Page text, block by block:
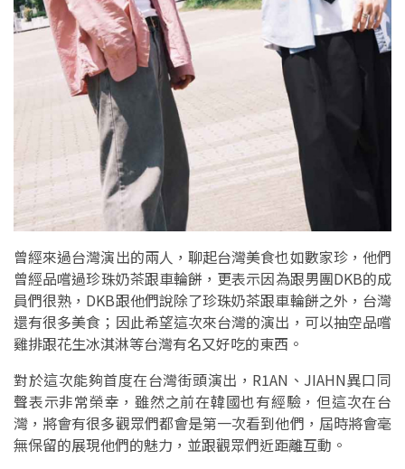
曾經來過台灣演出的兩人，聊起台灣美食也如數家珍，他們
曾經品嚐過珍珠奶茶跟車輪餅，更表示因為跟男團DKB的成
員們很熟，DKB跟他們說除了珍珠奶茶跟車輪餅之外，台灣
還有很多美食；因此希望這次來台灣的演出，可以抽空品嚐
雞排跟花生冰淇淋等台灣有名又好吃的東西。
對於這次能夠首度在台灣街頭演出，R1AN、JIAHN異口同
聲表示非常榮幸，雖然之前在韓國也有經驗，但這次在台
灣，將會有很多觀眾們都會是第一次看到他們，屆時將會毫
無保留的展現他們的魅力，並跟觀眾們近距離互動。